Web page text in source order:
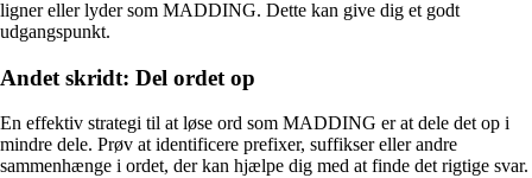
ligner eller lyder som MADDING. Dette kan give dig et godt
udgangspunkt.
Andet skridt: Del ordet op
En effektiv strategi til at løse ord som MADDING er at dele det op i
mindre dele. Prøv at identificere prefixer, suffikser eller andre
sammenhænge i ordet, der kan hjælpe dig med at finde det rigtige svar.